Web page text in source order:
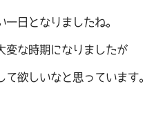
一日となりましたね。
変な時期になりましたが
て欲しいなと思っています。